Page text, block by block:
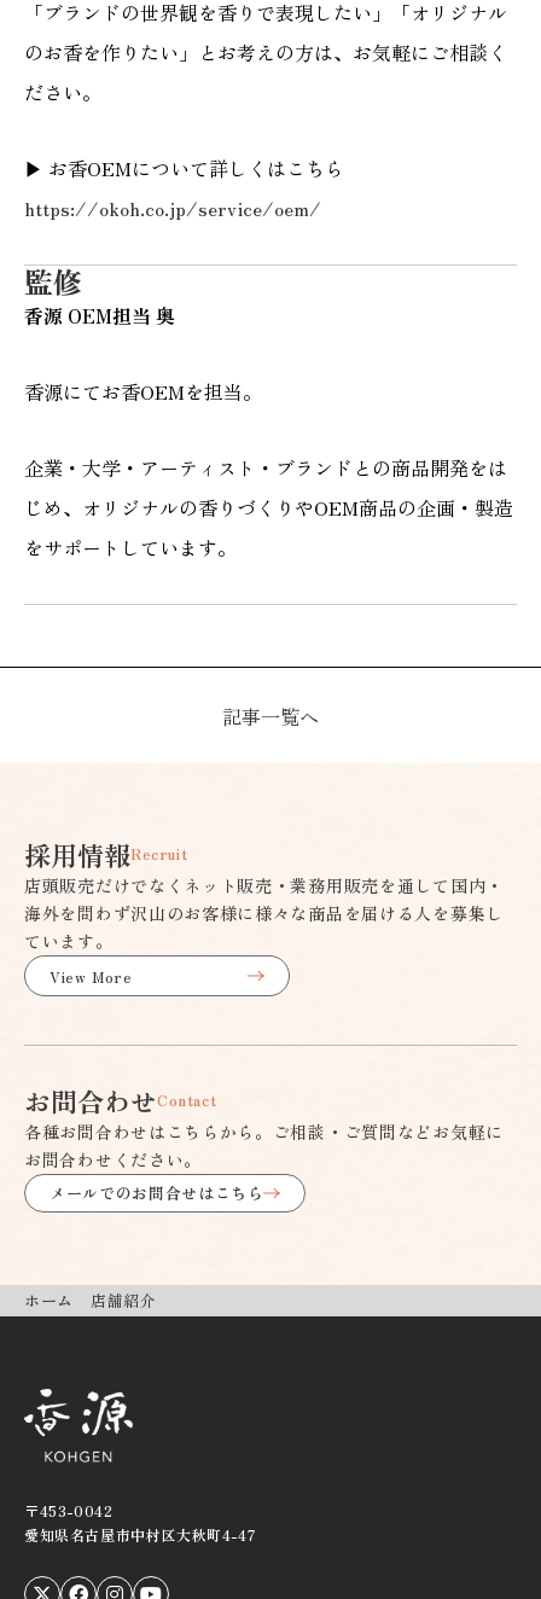
「ブランドの世界観を香りで表現したい」「オリジナル
のお香を作りたい」とお考えの方は、お気軽にご相談く
ださい。
▶ お香OEMについて詳しくはこちら
https://okoh.co.jp/service/oem/
監修
香源 OEM担当 奥
香源にてお香OEMを担当。
企業・大学・アーティスト・ブランドとの商品開発をは
じめ、オリジナルの香りづくりやOEM商品の企画・製造
をサポートしています。
記事一覧へ
採用情報Recruit
店頭販売だけでなくネット販売・業務用販売を通して国内・
海外を問わず沢山のお客様に様々な商品を届ける人を募集し
ています。
View More
お問合わせContact
各種お問合わせはこちらから。ご相談・ご質問などお気軽に
お問合わせください。
メールでのお問合せはこちら
ホーム 店舗紹介
〒453-0042
愛知県名古屋市中村区大秋町4-47